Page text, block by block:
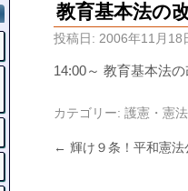
教育基本法の
投稿日: 2006年11月18
14:00～ 教育基本法
カテゴリー: 護憲・憲
← 輝け９条！平和憲